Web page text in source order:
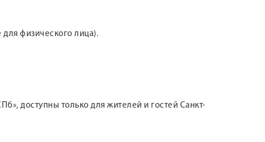
физического лица).
доступны только для жителей и гостей Санкт-